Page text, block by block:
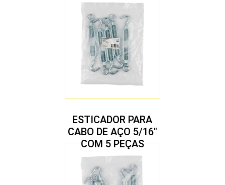
ESTICADOR PARA
CABO DE AÇO 5/16″
COM 5 PEÇAS